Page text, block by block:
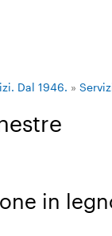
Dal 1946. »
in